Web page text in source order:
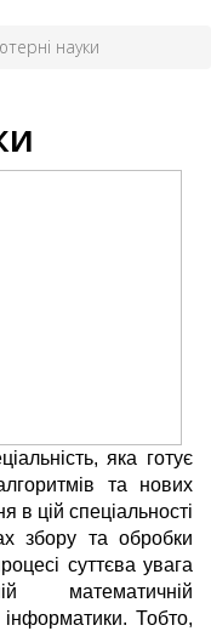
науки
яка готує
та нових
в цій спеціальності
збору та обробки
суттєва увага
математичній
інформатики. Тобто,